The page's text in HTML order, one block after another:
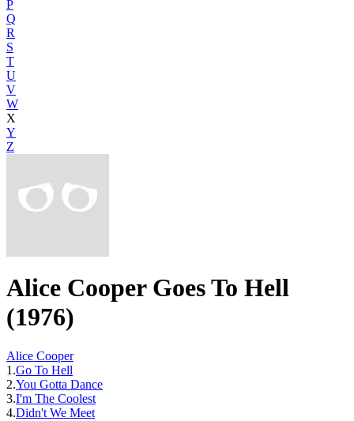
P
Q
R
S
T
U
V
W
X
Y
Z
Alice Cooper Goes To Hell
(1976)
Alice Cooper
1.Go To Hell
2.You Gotta Dance
3.I'm The Coolest
4.Didn't We Meet